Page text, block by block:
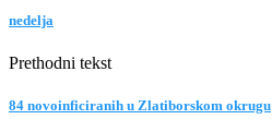
nedelja
Prethodni tekst
84 novoinficiranih u Zlatiborskom okrugu